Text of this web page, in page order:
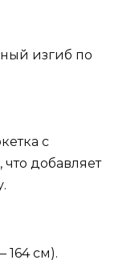
изгиб по
с
добавляет
164 см).